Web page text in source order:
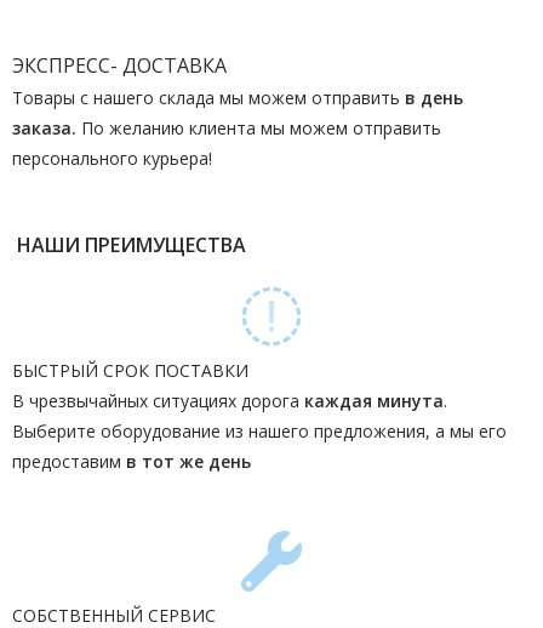
ЭКСПРЕСС- ДОСТАВКА
Товары с нашего склада мы можем отправить в день
заказа. По желанию клиента мы можем отправить
персонального курьера!
НАШИ ПРЕИМУЩЕСТВА
БЫСТРЫЙ СРОК ПОСТАВКИ
В чрезвычайных ситуациях дорога каждая минута.
Выберите оборудование из нашего предложения, а мы его
предоставим в тот же день
СОБСТВЕННЫЙ СЕРВИС